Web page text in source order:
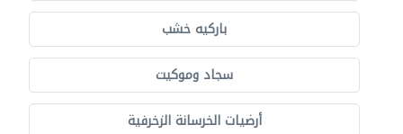
باركيه خشب
سجاد وموكيت
أرضيات الخرسانة الزخرفية